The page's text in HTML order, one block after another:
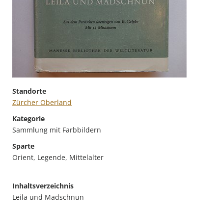
Standorte
Zürcher Oberland
Kategorie
Sammlung mit Farbbildern
Sparte
Orient, Legende, Mittelalter
Inhaltsverzeichnis
Leila und Madschnun